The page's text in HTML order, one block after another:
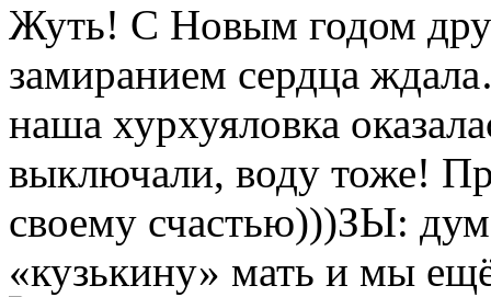
Жуть! С Новым годом
замиранием сердца
наша хурхуяловка
выключали, воду тоже!
своему счастью)))ЗЫ:
«кузькину» мать и мы